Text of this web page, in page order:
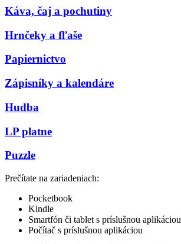
Káva, čaj a pochutiny
Hrnčeky a fľaše
Papiernictvo
Zápisníky a kalendáre
Hudba
LP platne
Puzzle
Prečítate na zariadeniach:
Pocketbook
Kindle
Smartfón či tablet s príslušnou aplikáciou
Počítač s príslušnou aplikáciou